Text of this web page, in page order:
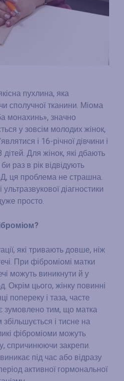
пухлина, яка
сполучної тканини. Міома
монахинь», значно
у зовсім молодих жінок,
і 16-річної дівчини і
дітей. Для жінок, які дбають
раз в рік відвідують
ця проблема не страшна.
діагностики
просто.
які тривають довше, ніж
При фіброміомі матки
можуть виникнути й у
Окрім цього, жінку повинні
попереку і таза, часте
зумовлено тим, що матка
і тисне на
фіброміоми можуть
спричинюючи закрепи.
під час або відразу
активної гормональної